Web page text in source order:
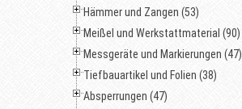
Hämmer und Zangen (53)
Meißel und Werkstattmaterial (90)
Messgeräte und Markierungen (47)
Tiefbauartikel und Folien (38)
Absperrungen (47)